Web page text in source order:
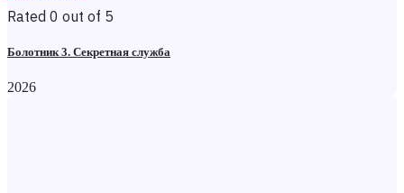
Rated 0 out of 5
Болотник 3. Секретная служба
2026